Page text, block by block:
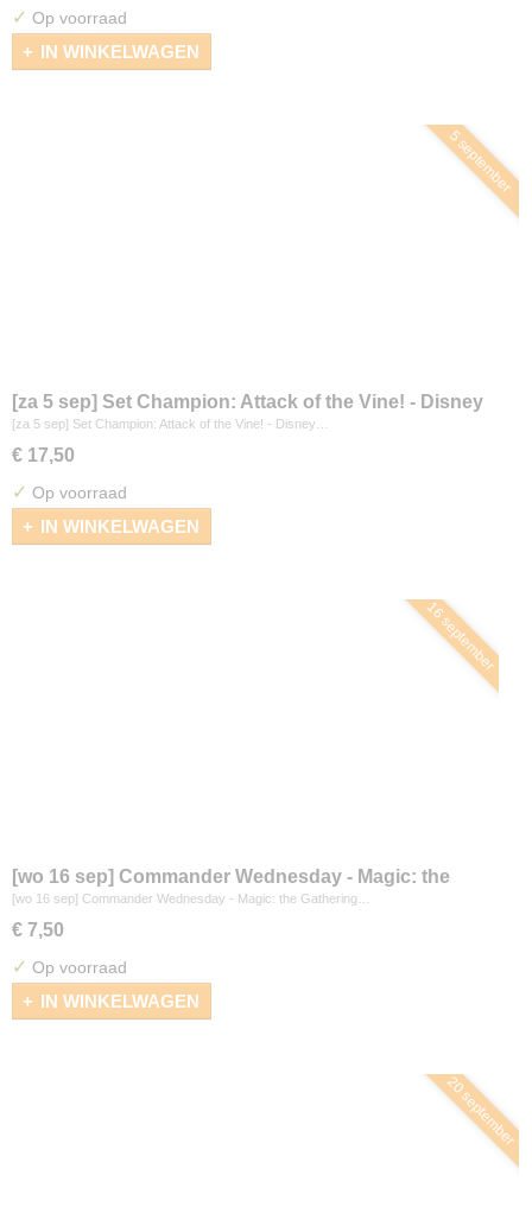
✓ Op voorraad
IN WINKELWAGEN
5 september
[za 5 sep] Set Champion: Attack of the Vine! - Disney
Lorcana
[za 5 sep] Set Champion: Attack of the Vine! - Disney…
€ 17,50
✓ Op voorraad
IN WINKELWAGEN
16 september
[wo 16 sep] Commander Wednesday - Magic: the
Gathering
[wo 16 sep] Commander Wednesday - Magic: the Gathering…
€ 7,50
✓ Op voorraad
IN WINKELWAGEN
20 september